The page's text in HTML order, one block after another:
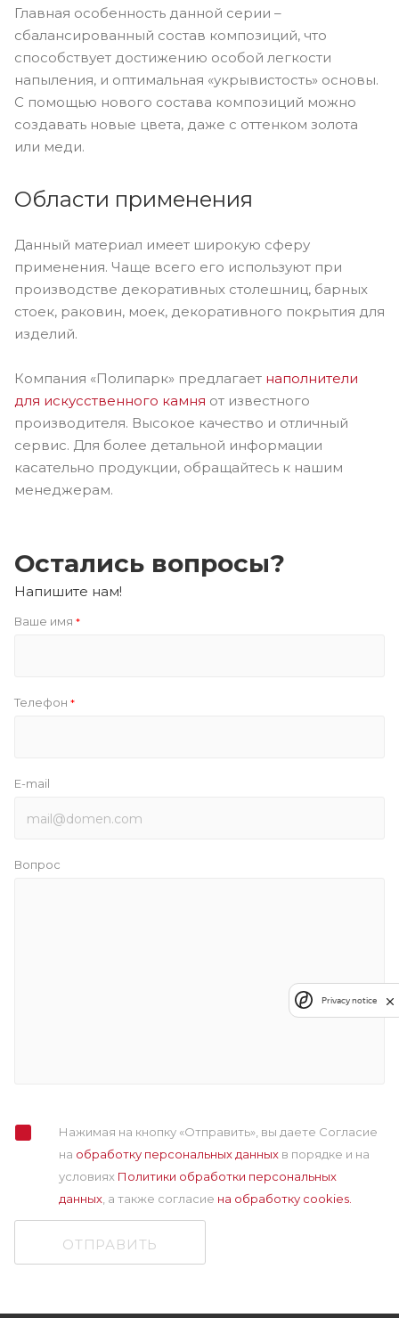
Главная особенность данной серии –
сбалансированный состав композиций, что
способствует достижению особой легкости
напыления, и оптимальная «укрывистость» основы.
С помощью нового состава композиций можно
создавать новые цвета, даже с оттенком золота
или меди.
Области применения
Данный материал имеет широкую сферу
применения. Чаще всего его используют при
производстве декоративных столешниц, барных
стоек, раковин, моек, декоративного покрытия для
изделий.
Компания «Полипарк» предлагает наполнители
для искусственного камня от известного
производителя. Высокое качество и отличный
сервис. Для более детальной информации
касательно продукции, обращайтесь к нашим
менеджерам.
Остались вопросы?
Напишите нам!
Ваше имя *
Телефон *
E-mail
Вопрос
Нажимая на кнопку «Отправить», вы даете Согласие
на обработку персональных данных в порядке и на
условиях Политики обработки персональных
данных, а также cогласие на обработку cookies.
ОТПРАВИТЬ
Privacy notice